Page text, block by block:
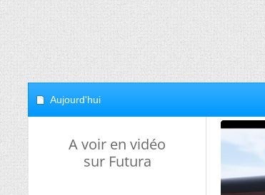
Aujourd'hui
A voir en vidéo
sur Futura